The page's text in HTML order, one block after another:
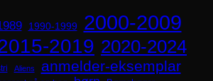
1990-1999 2000-2009
2019 2020-2024
Aliens anmelder-eksemplar